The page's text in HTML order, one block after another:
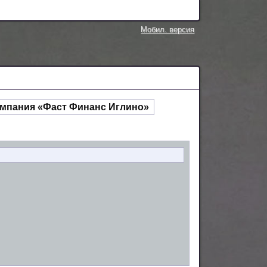
Мобил. версия
«Фаст Финанс Иглино»